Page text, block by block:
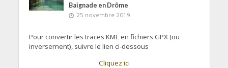
Baignade en Drôme
25 novembre 2019
Pour convertir les traces KML en fichiers GPX (ou
inversement), suivre le lien ci-dessous
Cliquez ici